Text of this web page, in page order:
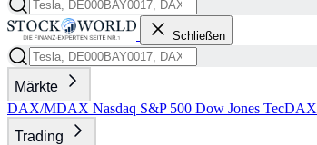
Schließen
Märkte
DAX/MDAX Nasdaq S&P 500 Dow Jones TecDAX
Trading